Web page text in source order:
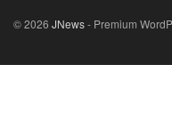
© 2026 JNews- Premium